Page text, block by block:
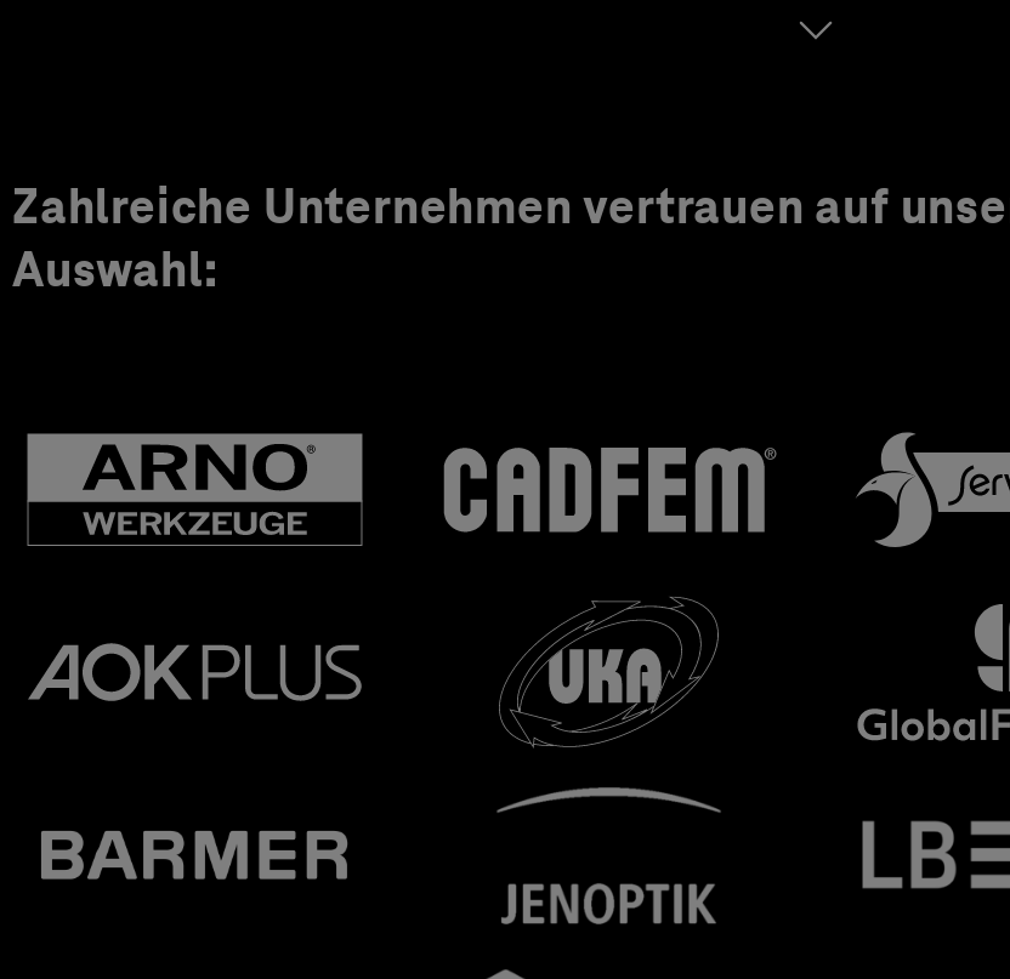
Zahlreiche Unternehmen vertrauen auf
Auswahl: